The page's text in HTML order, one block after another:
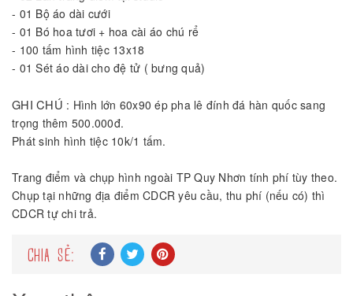
- 01 Bộ áo dài cưới
- 01 Bó hoa tươi + hoa cài áo chú rể
- 100 tấm hình tiệc 13x18
- 01 Sét áo dài cho đệ tử ( bưng quả)
GHI CHÚ : Hình lớn 60x90 ép pha lê đính đá hàn quốc sang
trọng thêm 500.000đ.
Phát sinh hình tiệc 10k/1 tấm.
Trang điểm và chụp hình ngoài TP Quy Nhơn tính phí tùy theo.
Chụp tại những địa điểm CDCR yêu cầu, thu phí (nếu có) thì
CDCR tự chi trả.
CHIA SẺ: